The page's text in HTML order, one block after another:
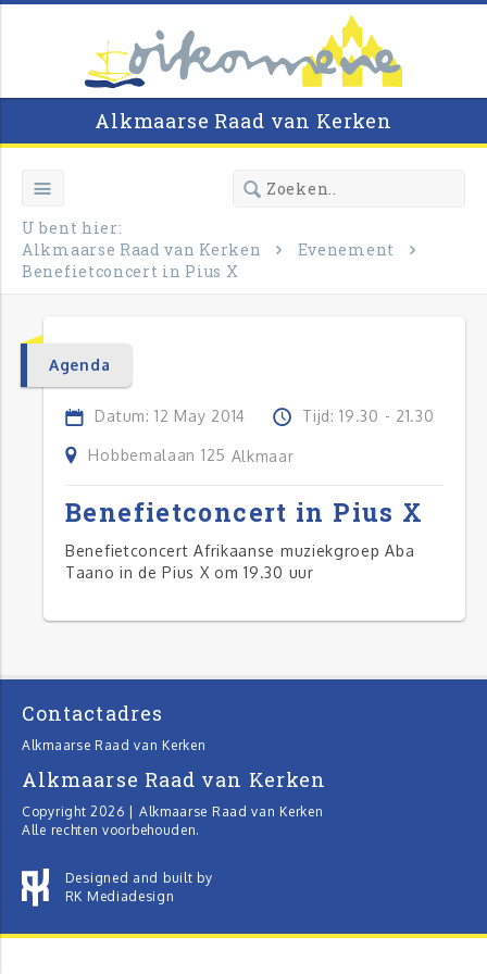
Alkmaarse Raad van Kerken
U bent hier:
Alkmaarse Raad van Kerken
Evenement
Benefietconcert in Pius X
Agenda
Datum: 12 May 2014 Tijd: 19.30 - 21.30
Hobbemalaan 125 Alkmaar
Benefietconcert in Pius X
Benefietconcert Afrikaanse muziekgroep Aba
Taano in de Pius X om 19.30 uur
Contactadres
Alkmaarse Raad van Kerken
Alkmaarse Raad van Kerken
Copyright 2026 | Alkmaarse Raad van Kerken
Alle rechten voorbehouden.
Designed and built by
RK Mediadesign